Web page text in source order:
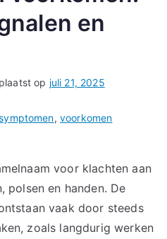
en
op juli 21, 2025
, voorkomen
voor klachten aan
polsen en handen. De
vaak door steeds
zoals langdurig werken